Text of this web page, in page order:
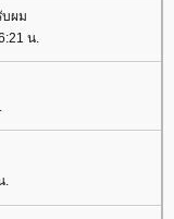
บผม
น.
.